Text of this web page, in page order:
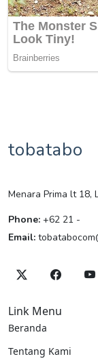
tobatabo
Menara Prima lt 18,
Phone: +62 21 -
Email:
Link Menu
Beranda
Tentang Kami